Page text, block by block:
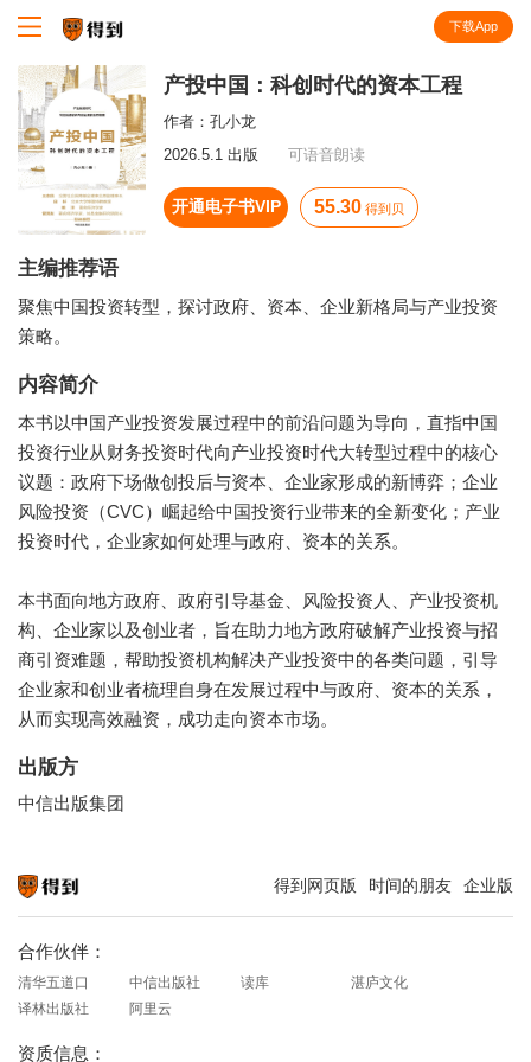
下载App
产投中国：科创时代的资本工程
作者： 孔小龙
2026.5.1 出版
可语音朗读
开通电子书VIP 55.30 得到贝
主编推荐语
聚焦中国投资转型，探讨政府、资本、企业新格局与产业投资
策略。
内容简介
本书以中国产业投资发展过程中的前沿问题为导向，直指中国
投资行业从财务投资时代向产业投资时代大转型过程中的核心
议题：政府下场做创投后与资本、企业家形成的新博弈；企业
风险投资（CVC）崛起给中国投资行业带来的全新变化；产业
投资时代，企业家如何处理与政府、资本的关系。
本书面向地方政府、政府引导基金、风险投资人、产业投资机
构、企业家以及创业者，旨在助力地方政府破解产业投资与招
商引资难题，帮助投资机构解决产业投资中的各类问题，引导
企业家和创业者梳理自身在发展过程中与政府、资本的关系，
从而实现高效融资，成功走向资本市场。
出版方
中信出版集团
得到网页版 时间的朋友 企业版
合作伙伴：
清华五道口 中信出版社 读库
湛庐文化
译林出版社
阿里云
资质信息：